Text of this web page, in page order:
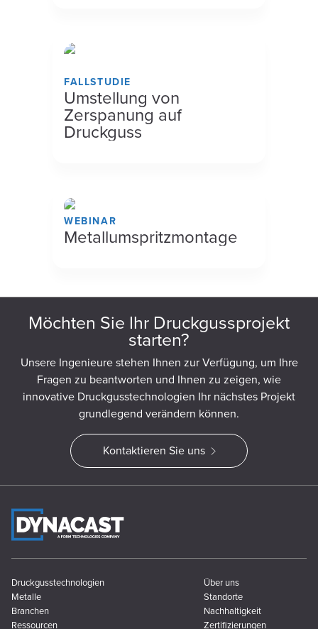
FALLSTUDIE
Umstellung von
Zerspanung auf
Druckguss
WEBINAR
Metallumspritzmontage
Möchten Sie Ihr Druckgussprojekt
starten?
Unsere Ingenieure stehen Ihnen zur Verfügung, um Ihre
Fragen zu beantworten und Ihnen zu zeigen, wie
innovative Druckgusstechnologien Ihr nächstes Projekt
grundlegend verändern können.
Kontaktieren Sie uns
Druckgusstechnologien
Metalle
Branchen
Ressourcen
Über uns
Standorte
Nachhaltigkeit
Zertifizierungen